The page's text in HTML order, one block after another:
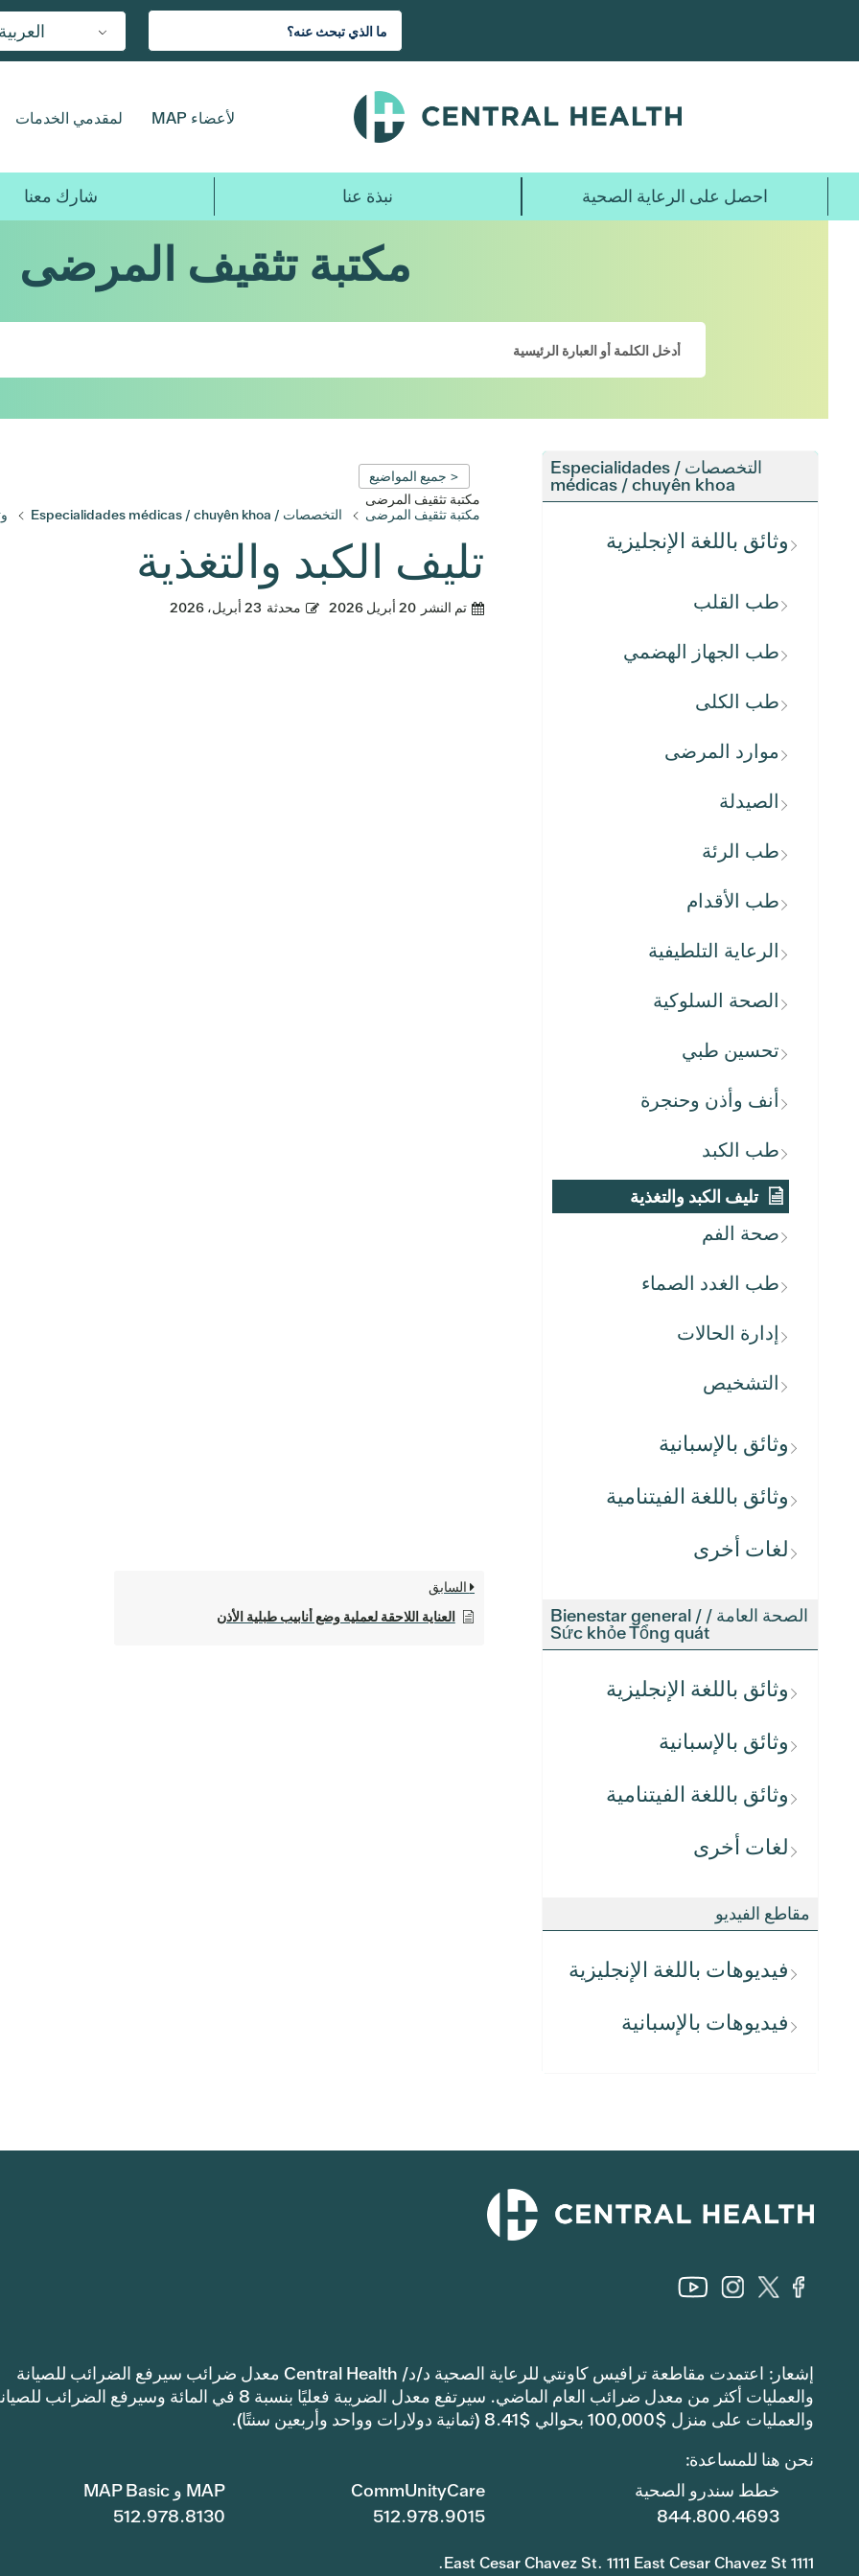
المحتوى
العربية
لأعضاء MAP لمقدمي الخدمات
احصل على الرعاية الصحية نبذة عنا شارك معنا
مكتبة تثقيف المرضى
التخصصات / Especialidades
médicas / chuyên khoa
وثائق باللغة الإنجليزية
طب القلب
طب الجهاز الهضمي
طب الكلى
موارد المرضى
الصيدلة
طب الرئة
طب الأقدام
الرعاية التلطيفية
الصحة السلوكية
تحسين طبي
أنف وأذن وحنجرة
طب الكبد
تليف الكبد والتغذية
صحة الفم
طب الغدد الصماء
إدارة الحالات
التشخيص
وثائق بالإسبانية
وثائق باللغة الفيتنامية
لغات أخرى
الصحة العامة / Bienestar general /
Sức khỏe Tổng quát
وثائق باللغة الإنجليزية
وثائق بالإسبانية
وثائق باللغة الفيتنامية
لغات أخرى
مقاطع الفيديو
فيديوهات باللغة الإنجليزية
فيديوهات بالإسبانية
< جميع المواضيع
مكتبة تثقيف المرضى
مكتبة تثقيف المرضى
التخصصات / Especialidades médicas / chuyên khoa
تليف الكبد والتغذية
تم النشر 20 أبريل 2026 محدثة 23 أبريل، 2026
السابق
العناية اللاحقة لعملية وضع أنابيب طبلية الأذن
إشعار: اعتمدت مقاطعة ترافيس كاونتي للرعاية الصحية د/د/ Central Health معدل ضرائب سيرفع الضرائب للصيانة
والعمليات أكثر من معدل ضرائب العام الماضي. سيرتفع معدل الضريبة فعليًا بنسبة 8 في المائة وسيرفع الضرائب
والعمليات على منزل $100,000 بحوالي $8.41 (ثمانية دولارات وواحد وأربعين سنتًا).
نحن هنا للمساعدة:
MAP و MAP Basic
512.978.8130
CommUnityCare
512.978.9015
خطط سندرو الصحية
844.800.4693
1111 East Cesar Chavez St. 1111 East Cesar Chavez St.